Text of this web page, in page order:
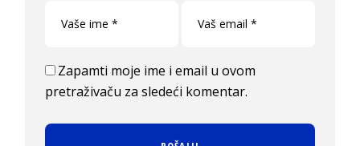
Zapamti moje ime i email u ovom
pretraživaču za sledeći komentar.